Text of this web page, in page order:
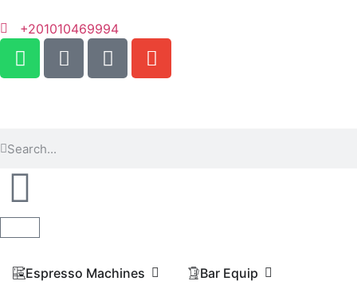
+201010469994
Espresso Machines​
Bar Equip